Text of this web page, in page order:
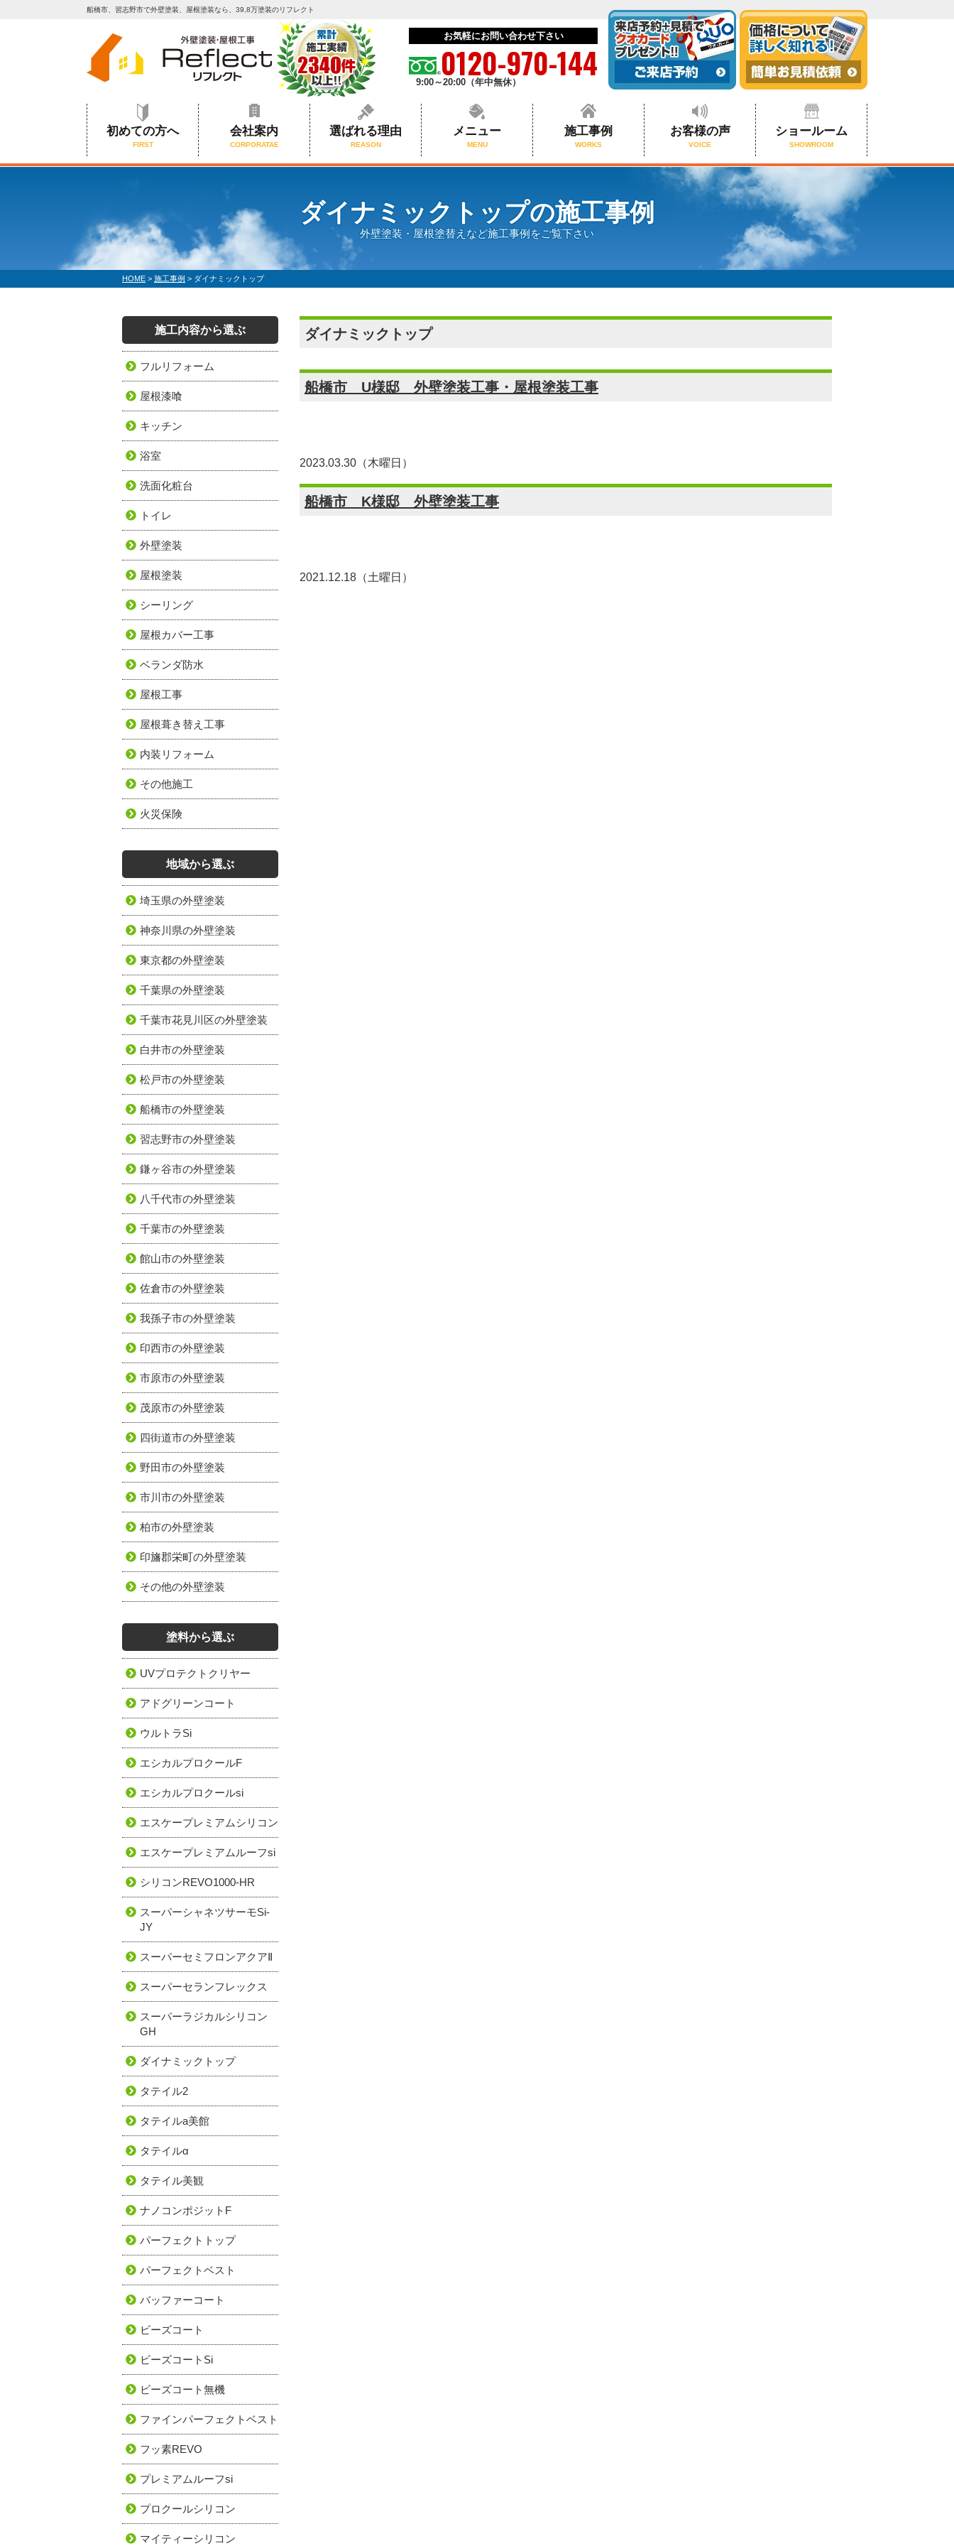
船橋市、習志野市で外壁塗装、屋根塗装なら、39,8万塗装のリフレクト
お気軽にお問い合わせ下さい
0120-970-144
9:00～20:00（年中無休）
初めての方へ
FIRST
会社案内
CORPORATAE
選ばれる理由
REASON
メニュー
MENU
施工事例
WORKS
お客様の声
VOICE
ショールーム
SHOWROOM
ダイナミックトップの施工事例
外壁塗装・屋根塗替えなど施工事例をご覧下さい
HOME > 施工事例 > ダイナミックトップ
ダイナミックトップ
船橋市 U様邸 外壁塗装工事・屋根塗装工事
2023.03.30（木曜日）
船橋市 K様邸 外壁塗装工事
2021.12.18（土曜日）
施工内容から選ぶ
フルリフォーム
屋根漆喰
キッチン
浴室
洗面化粧台
トイレ
外壁塗装
屋根塗装
シーリング
屋根カバー工事
ベランダ防水
屋根工事
屋根葺き替え工事
内装リフォーム
その他施工
火災保険
地域から選ぶ
埼玉県の外壁塗装
神奈川県の外壁塗装
東京都の外壁塗装
千葉県の外壁塗装
千葉市花見川区の外壁塗装
白井市の外壁塗装
松戸市の外壁塗装
船橋市の外壁塗装
習志野市の外壁塗装
鎌ヶ谷市の外壁塗装
八千代市の外壁塗装
千葉市の外壁塗装
館山市の外壁塗装
佐倉市の外壁塗装
我孫子市の外壁塗装
印西市の外壁塗装
市原市の外壁塗装
茂原市の外壁塗装
四街道市の外壁塗装
野田市の外壁塗装
市川市の外壁塗装
柏市の外壁塗装
印旛郡栄町の外壁塗装
その他の外壁塗装
塗料から選ぶ
UVプロテクトクリヤー
アドグリーンコート
ウルトラSi
エシカルプロクールF
エシカルプロクールsi
エスケープレミアムシリコン
エスケープレミアムルーフsi
シリコンREVO1000-HR
スーパーシャネツサーモSi-
JY
スーパーセミフロンアクアⅡ
スーパーセランフレックス
スーパーラジカルシリコン
GH
ダイナミックトップ
タテイル2
タテイルa美館
タテイルα
タテイル美観
ナノコンポジットF
パーフェクトトップ
パーフェクトベスト
バッファーコート
ビーズコート
ビーズコートSi
ビーズコート無機
ファインパーフェクトベスト
フッ素REVO
プレミアムルーフsi
プロクールシリコン
マイティーシリコン